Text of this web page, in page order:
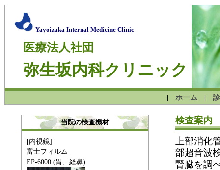
Yayoizaka Internal Medicine Clinic
医療法人社団
弥生坂内科クリニック
ホーム
当院の検査機材
[内視鏡]
富士フィルム
EP-6000 (胃、経鼻)
検査案内
上部消化
部超音波
腎臓を調